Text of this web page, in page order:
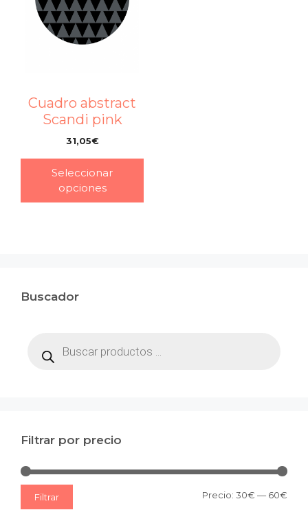
Cuadro abstract
Scandi pink
31,05€
Seleccionar
opciones
Buscador
productos
Filtrar por precio
Filtrar Precio: 30€ — 60€